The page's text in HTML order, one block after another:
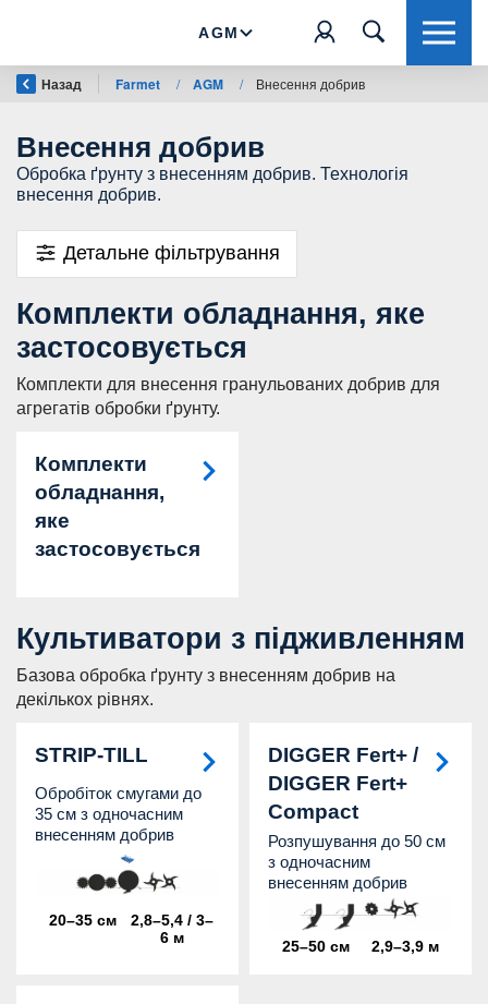
AGM
Назад Farmet / AGM / Внесення добрив
Внесення добрив
Обробка ґрунту з внесенням добрив. Технологія
внесення добрив.
Детальне фільтрування
Комплекти обладнання, яке
застосовується
Комплекти для внесення гранульованих добрив для
агрегатів обробки ґрунту.
Комплекти
обладнання,
яке
застосовується
Культиватори з підживленням
Базова обробка ґрунту з внесенням добрив на
декількох рівнях.
STRIP-TILL
Обробіток смугами до
35 см з одночасним
внесенням добрив
20–35 см
2,8–5,4 / 3–
6 м
DIGGER Fert+ /
DIGGER Fert+
Compact
Розпушування до 50 см
з одночасним
внесенням добрив
25–50 см 2,9–3,9 м